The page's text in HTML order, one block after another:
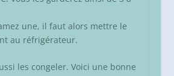
une, il faut alors mettre le
au réfrigérateur.
les congeler. Voici une bonne